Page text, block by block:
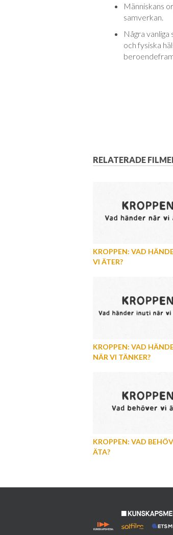
Människans
samverkan.
Några
och fysiska
RELATERADE
KROPPEN: VAD
VI ÄTER?
KROPPEN: VAD
NÄR VI TÄNKER?
KROPPEN: VAD
ÄTA?